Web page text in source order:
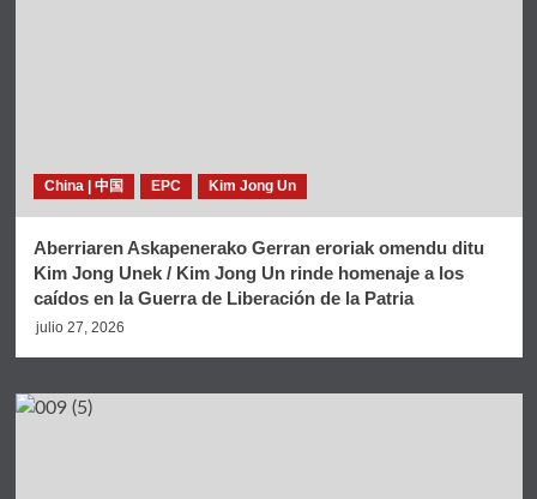
China | 中国 EPC Kim Jong Un
Aberriaren Askapenerako Gerran eroriak omendu ditu
Kim Jong Unek / Kim Jong Un rinde homenaje a los
caídos en la Guerra de Liberación de la Patria
julio 27, 2026